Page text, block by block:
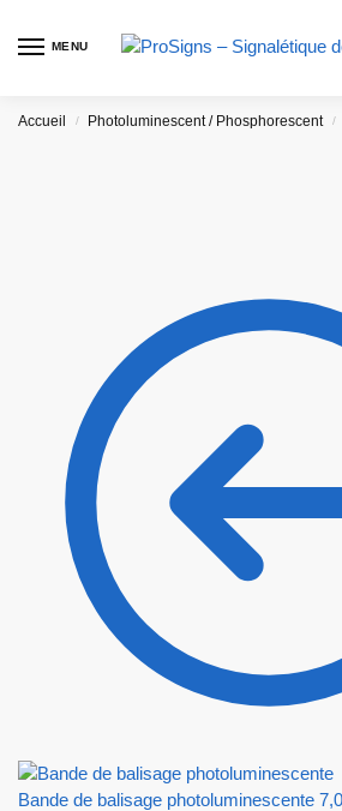
MENU
Accueil / Photoluminescent / Phosphorescent /
Bande de balisage photoluminescente